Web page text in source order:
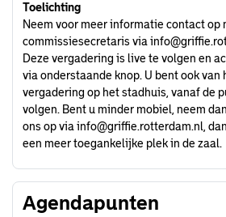
Toelichting
Neem voor meer informatie contact op
commissiesecretaris via
Deze vergadering is live te volgen en
via onderstaande knop. U bent ook van
vergadering op het stadhuis, vanaf de
volgen. Bent u minder mobiel, neem
ons op via info@griffie.rotterdam.nl ,
een meer toegankelijke plek in de zaal.
Agendapunten